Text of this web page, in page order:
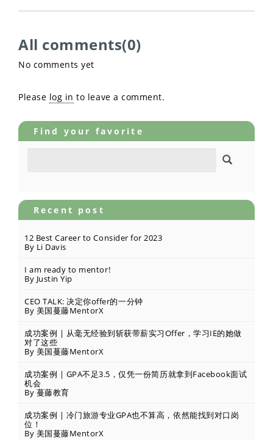
All comments(0)
No comments yet
Please log in to leave a comment.
Find your favorite
Recent post
12 Best Career to Consider for 2023
By Li Davis
I am ready to mentor!
By Justin Yip
CEO TALK: 决定你offer的一分钟
By 美国蔓藤MentorX
成功案例 | 从毫无经验到斩获带薪实习Offer，学习IE的她做
对了这些
By 美国蔓藤MentorX
成功案例 | GPA不足3.5，仅凭一份简历就拿到Facebook面试
机会
By 蔓藤教育
成功案例 | 冷门旅游专业GPA也不算高，依然能找到对口岗
位！
By 美国蔓藤MentorX